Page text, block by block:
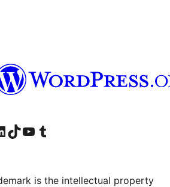
në Facebook
tonë Instagram
llogarinë tonë LinkedIn
Vizitoni llogarinë tonë TikTok
Vizitoni kanalin tonë YouTube
Vizitoni llogarinë tonë Tumblr
is the intellectual property